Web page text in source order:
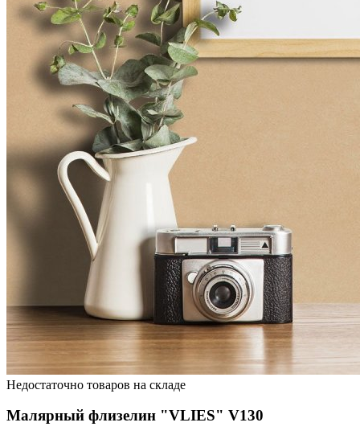
Недостаточно товаров на складе
Малярный флизелин "VLIES" V130